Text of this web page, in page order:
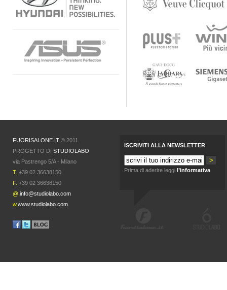
FUORISALONE.IT © 2011
PROGETTO DI STUDIOLABO
via Pastrengo 5/A - Milano
T. +39 02 36638150
F. +39 02 36638150
@. info@studiolabo.com
w.www.studiolabo.com
ISCRIVITI ALLA NEWSLETTER
Prima di aderire leggi l’informativa